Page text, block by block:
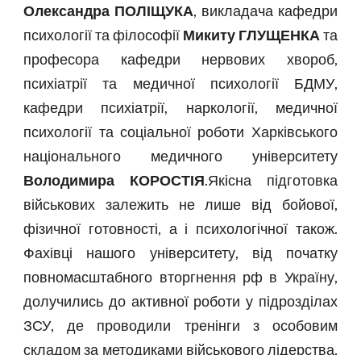
Олександра ПОЛІЩУКА, викладача кафедри
психології та філософії Микиту ГЛУЩЕНКА та
професора кафедри нервових хвороб,
психіатрії та медичної психології БДМУ,
кафедри психіатрії, наркології, медичної
психології та соціальної роботи Харківського
національного медичного університету
Володимира КОРОСТІЯ.Якісна підготовка
військових залежить не лише від бойової,
фізичної готовності, а і психологічної також.
Фахівці нашого університету, від початку
повномасштабного вторгнення рф в Україну,
долучились до активної роботи у підрозділах
ЗСУ, де проводили тренінги з особовим
складом за методиками військового лідерства,